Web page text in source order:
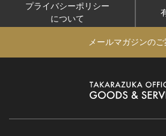
プライバシーポリシー
について
メールマガジンのご